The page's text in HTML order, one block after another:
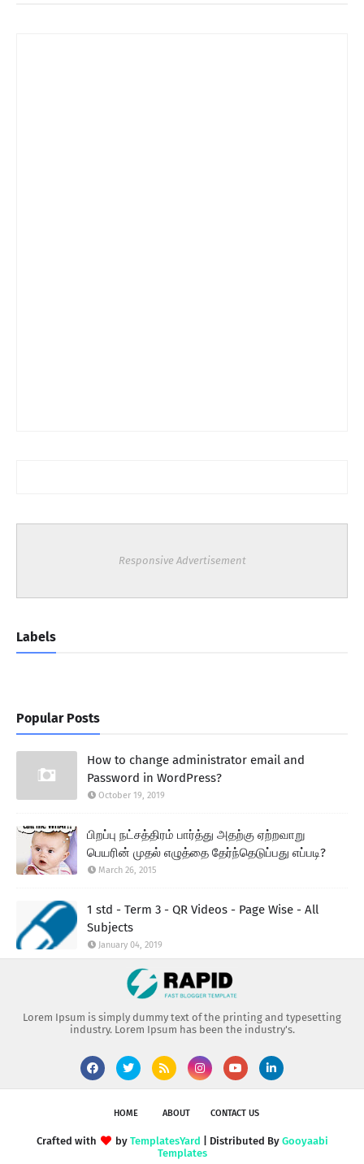
Responsive Advertisement
Labels
Popular Posts
How to change administrator email and
Password in WordPress?
October 19, 2019
பிறப்பு நட்சத்திரம் பார்த்து அதற்கு ஏற்றவாறு
பெயரின் முதல் எழுத்தை தேர்ந்தெடுப்பது எப்படி?
March 26, 2015
1 std - Term 3 - QR Videos - Page Wise - All
Subjects
January 04, 2019
Lorem Ipsum is simply dummy text of the printing and typesetting
industry. Lorem Ipsum has been the industry's.
HOME ABOUT CONTACT US
Crafted with by TemplatesYard | Distributed By Gooyaabi
Templates